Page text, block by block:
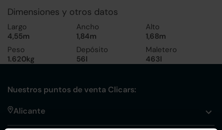
Dimensiones y otros datos
Largo
4,55m
Ancho
1,84m
Alto
1,68m
Peso
1.620kg
Depósito
56l
Maletero
463l
Nuestros puntos de venta Clicars:
Alicante